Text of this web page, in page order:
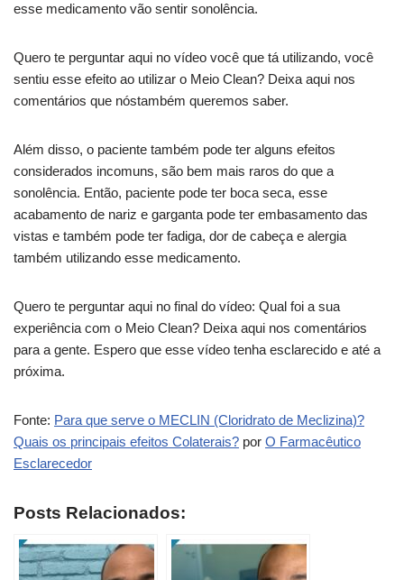
esse medicamento vão sentir sonolência.
Quero te perguntar aqui no vídeo você que tá utilizando, você
sentiu esse efeito ao utilizar o Meio Clean? Deixa aqui nos
comentários que nóstambém queremos saber.
Além disso, o paciente também pode ter alguns efeitos
considerados incomuns, são bem mais raros do que a
sonolência. Então, paciente pode ter boca seca, esse
acabamento de nariz e garganta pode ter embasamento das
vistas e também pode ter fadiga, dor de cabeça e alergia
também utilizando esse medicamento.
Quero te perguntar aqui no final do vídeo: Qual foi a sua
experiência com o Meio Clean? Deixa aqui nos comentários
para a gente. Espero que esse vídeo tenha esclarecido e até a
próxima.
Fonte: Para que serve o MECLIN (Cloridrato de Meclizina)?
Quais os principais efeitos Colaterais? por O Farmacêutico
Esclarecedor
Posts Relacionados: